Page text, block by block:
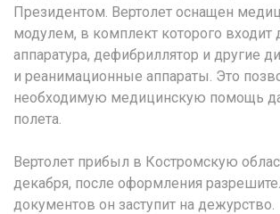
Президентом. Вертолет оснащен
модулем, в комплект которого входит
аппаратура, дефибриллятор и другие
и реанимационные аппараты. Это
необходимую медицинскую помощь
полета.
Вертолет прибыл в Костромскую
декабря, после оформления
документов он заступит на дежурство.